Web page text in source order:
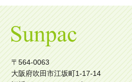
〒564-0063
大阪府吹田市江坂町1-17-14